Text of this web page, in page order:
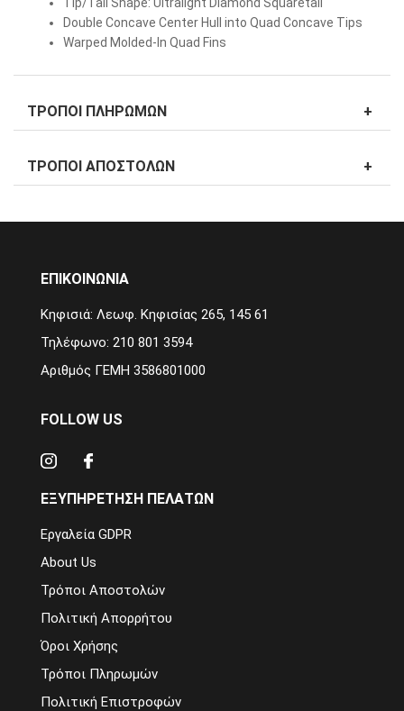
Double Concave Center Hull into Quad Concave Tips
Warped Molded-In Quad Fins
ΤΡΌΠΟΙ ΠΛΗΡΩΜΏΝ
ΤΡΌΠΟΙ ΑΠΟΣΤΟΛΏΝ
ΕΠΙΚΟΙΝΩΝΙΑ
Κηφισιά: Λεωφ. Κηφισίας 265, 145 61
Τηλέφωνο: 210 801 3594
Αριθμός ΓΕΜΗ 3586801000
FOLLOW US
ΕΞΥΠΗΡΈΤΗΣΗ ΠΕΛΑΤΏΝ
Εργαλεία GDPR
About Us
Τρόποι Αποστολών
Πολιτική Απορρήτου
Όροι Χρήσης
Τρόποι Πληρωμών
Πολιτική Επιστροφών